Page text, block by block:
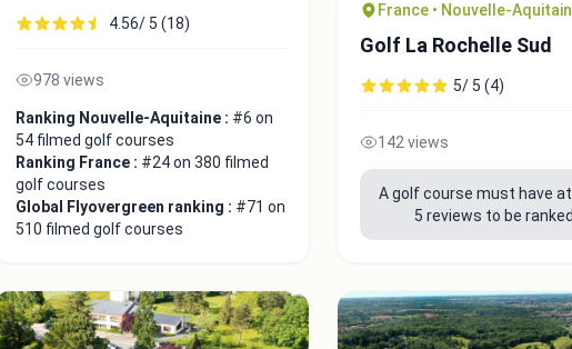
4.56/ 5 (18)
978 views
Ranking Nouvelle-Aquitaine : #6 on
54 filmed golf courses
Ranking France : #24 on 380 filmed
golf courses
Global Flyovergreen ranking : #71 on
510 filmed golf courses
France • Nouvelle-
Golf La Rochelle Sud
5/ 5 (4)
142 views
A golf course must have
5 reviews to be